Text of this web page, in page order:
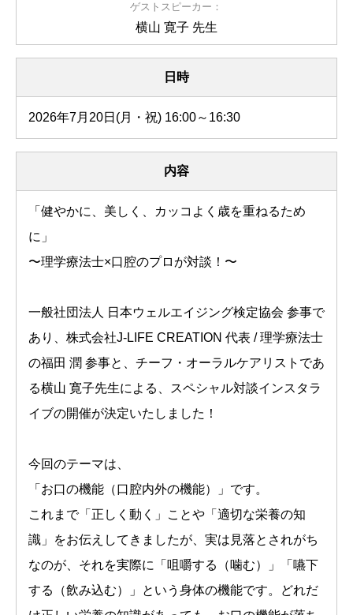
ゲストスピーカー：
横山 寛子 先生
日時
2026年7月20日(月・祝) 16:00～16:30
内容
「健やかに、美しく、カッコよく歳を重ねるため
に」
〜理学療法士×口腔のプロが対談！〜
一般社団法人 日本ウェルエイジング検定協会 参事で
あり、株式会社J-LIFE CREATION 代表 / 理学療法士
の福田 潤 参事と、チーフ・オーラルケアリストであ
る横山 寛子先生による、スペシャル対談インスタラ
イブの開催が決定いたしました！
今回のテーマは、
「お口の機能（口腔内外の機能）」です。
これまで「正しく動く」ことや「適切な栄養の知
識」をお伝えしてきましたが、実は見落とされがち
なのが、それを実際に「咀嚼する（噛む）」「嚥下
する（飲み込む）」という身体の機能です。どれだ